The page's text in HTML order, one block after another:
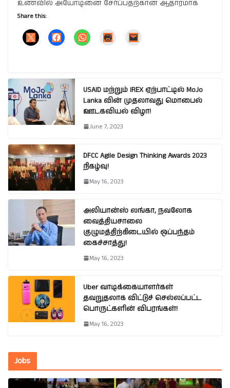
உணவில் அயோடினை சேர்ப்பதற்கான ஆதாரமாக
Share this:
USAID மற்றும் IREX ஏற்பாட்டில் MoJo
Lanka வின் முதலாவது மொபைல்
ஊடகவியல் விழா!
June 7, 2023
DFCC Agile Design Thinking Awards 2023
நிகழ்வு!
May 16, 2023
அலியான்ஸ் லங்கா, நவலோக
வைத்தியசாலை
குழுமத்திற்கிடையில் ஒப்பந்தம்
கைச்சாத்து!
May 16, 2023
Uber வாடிக்கையாளர்கள்
தவறுதலாக விட்டுச் செல்லப்பட்ட
பொருட்களின் விபரங்கள்!
May 16, 2023
Jobs